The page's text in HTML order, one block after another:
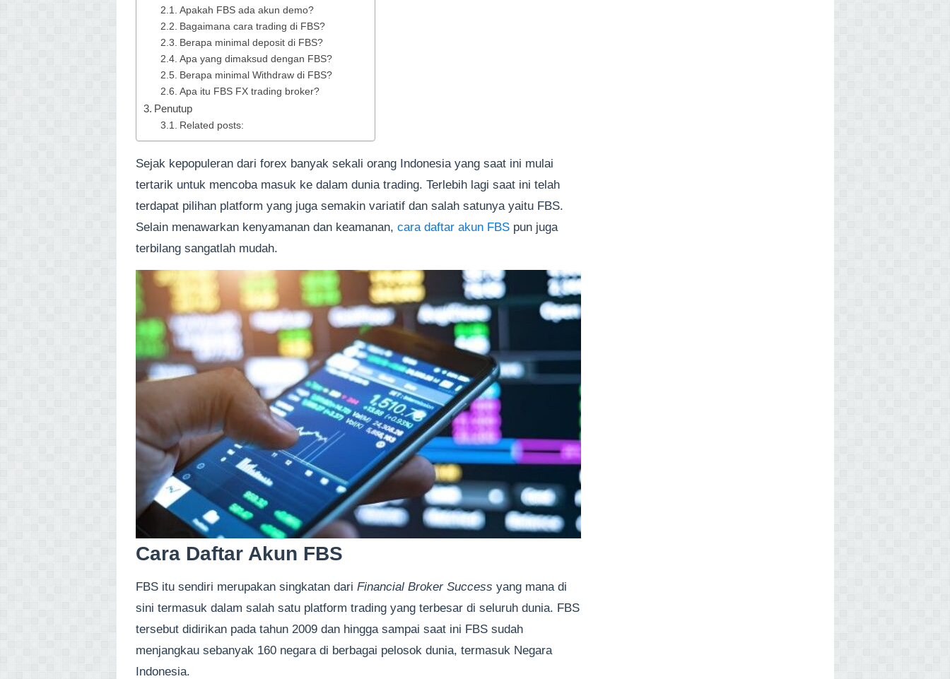
Apakah FBS ada akun demo?
Bagaimana cara trading di FBS?
Berapa minimal deposit di FBS?
Apa yang dimaksud dengan FBS?
Berapa minimal Withdraw di FBS?
Apa itu FBS FX trading broker?
Penutup
Related posts:
Sejak kepopuleran dari forex banyak sekali orang Indonesia yang saat ini mulai
tertarik untuk mencoba masuk ke dalam dunia trading. Terlebih lagi saat ini telah
terdapat pilihan platform yang juga semakin variatif dan salah satunya yaitu FBS.
Selain menawarkan kenyamanan dan keamanan, cara daftar akun FBS pun juga
terbilang sangatlah mudah.
Cara Daftar Akun FBS
FBS itu sendiri merupakan singkatan dari Financial Broker Success yang mana di
sini termasuk dalam salah satu platform trading yang terbesar di seluruh dunia. FBS
tersebut didirikan pada tahun 2009 dan hingga sampai saat ini FBS sudah
menjangkau sebanyak 160 negara di berbagai pelosok dunia, termasuk Negara
Indonesia.